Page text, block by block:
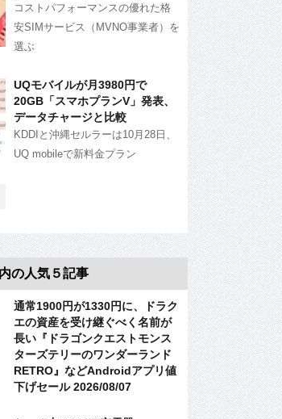
コストパフォーマンスの優れた格
安SIMサービス（MVNO事業者）を
選ぶ
UQモバイルが月3980円で
20GB「スマホプランV」発表、
データチャージと比較
KDDIと沖縄セルラーは10月28日、
UQ mobileで新料金プラン
の人気５記事
通常1900円が1330円に、ドラク
エの資産を受け継ぐべく名前が
長い『ドラゴンクエストモンス
ターズテリーのワンダーランド
RETRO』などAndroidアプリ値
下げセール 2026/08/07